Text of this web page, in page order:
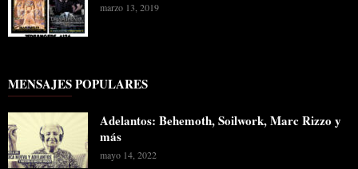
marzo 13, 2019
MENSAJES POPULARES
Adelantos: Behemoth, Soilwork, Marc Rizzo y
más
mayo 14, 2022